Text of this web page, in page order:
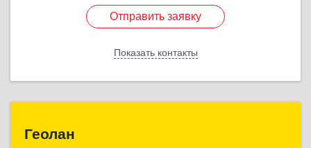
Отправить заявку
Показать контакты
Отправить заявку
Назад
Геолан